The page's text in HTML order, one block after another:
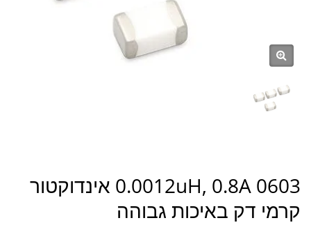
0.0012uH, 0.8A 0603 אינדוקטור
קרמי דק באיכות גבוהה